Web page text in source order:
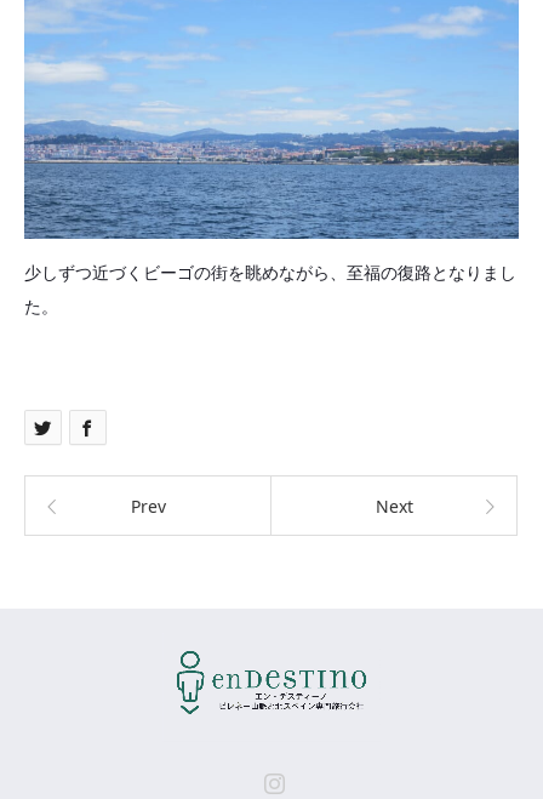
少しずつ近づくビーゴの街を眺めながら、至福の復路となりまし
た。
Prev Next